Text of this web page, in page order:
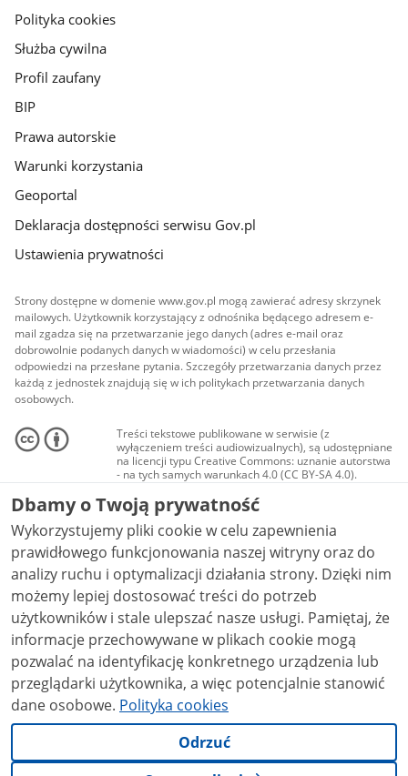
gov.pl
Polityka cookies
Służba cywilna
Profil zaufany
BIP
Prawa autorskie
Warunki korzystania
Geoportal
Deklaracja dostępności serwisu Gov.pl
Ustawienia prywatności
Strony dostępne w domenie www.gov.pl mogą zawierać adresy skrzynek
mailowych. Użytkownik korzystający z odnośnika będącego adresem e-
mail zgadza się na przetwarzanie jego danych (adres e-mail oraz
dobrowolnie podanych danych w wiadomości) w celu przesłania
odpowiedzi na przesłane pytania. Szczegóły przetwarzania danych przez
każdą z jednostek znajdują się w ich politykach przetwarzania danych
osobowych.
Treści tekstowe publikowane w serwisie (z
wyłączeniem treści audiowizualnych), są udostępniane
na licencji typu Creative Commons: uznanie autorstwa
- na tych samych warunkach 4.0 (CC BY-SA 4.0).
Materiały audiowizualne, w tym zdjęcia, materiały
audio i wideo, są udostępniane na licencji typu
Creative Commons: uznanie autorstwa użycie
niekomercyjne - bez utworów zależnych 4.0 (CC BY-
NC-ND 4.0), o ile nie jest to stwierdzone inaczej.
Dbamy o Twoją prywatność
Wykorzystujemy pliki cookie w celu zapewnienia
prawidłowego funkcjonowania naszej witryny oraz do
analizy ruchu i optymalizacji działania strony. Dzięki nim
możemy lepiej dostosować treści do potrzeb
użytkowników i stale ulepszać nasze usługi. Pamiętaj, że
informacje przechowywane w plikach cookie mogą
pozwalać na identyfikację konkretnego urządzenia lub
przeglądarki użytkownika, a więc potencjalnie stanowić
dane osobowe. Polityka cookies
Odrzuć